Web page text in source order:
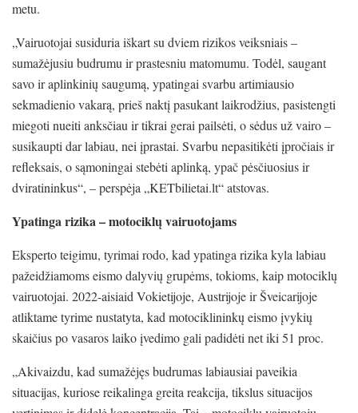
metu.
„Vairuotojai susiduria iškart su dviem rizikos veiksniais –
sumažėjusiu budrumu ir prastesniu matomumu. Todėl, saugant
savo ir aplinkinių saugumą, ypatingai svarbu artimiausio
sekmadienio vakarą, prieš naktį pasukant laikrodžius, pasistengti
miegoti nueiti anksčiau ir tikrai gerai pailsėti, o sėdus už vairo –
susikaupti dar labiau, nei įprastai. Svarbu nepasitikėti įpročiais ir
refleksais, o sąmoningai stebėti aplinką, ypač pėsčiuosius ir
dviratininkus“, – perspėja „KETbilietai.lt“ atstovas.
Ypatinga rizika – motociklų vairuotojams
Eksperto teigimu, tyrimai rodo, kad ypatinga rizika kyla labiau
pažeidžiamoms eismo dalyvių grupėms, tokioms, kaip motociklų
vairuotojai. 2022-aisiaid Vokietijoje, Austrijoje ir Šveicarijoje
atliktame tyrime nustatyta, kad motociklininkų eismo įvykių
skaičius po vasaros laiko įvedimo gali padidėti net iki 51 proc.
„Akivaizdu, kad sumažėjęs budrumas labiausiai paveikia
situacijas, kuriose reikalinga greita reakcija, tikslus situacijos